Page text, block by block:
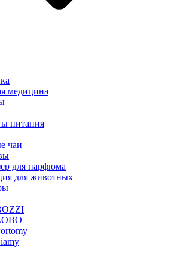
медицина
питания
чаи
для парфюма
для животных